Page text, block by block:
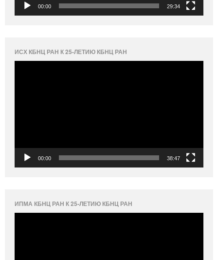
00:00 29:34
ИСХ КБНЦ РАН К 25-ЛЕТИЮ КБНЦ РАН
00:00 38:47
ИПМА КБНЦ РАН К 25-ЛЕТИЮ КБНЦ РАН